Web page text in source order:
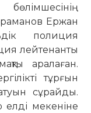
Ержан
полиция
лейтенанты
аралаған.
тұрғын
сұрайды.
елді мекеніне